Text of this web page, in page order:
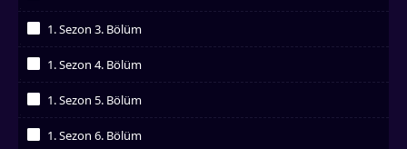
1. Sezon 3. Bölüm
1. Sezon 4. Bölüm
1. Sezon 5. Bölüm
1. Sezon 6. Bölüm